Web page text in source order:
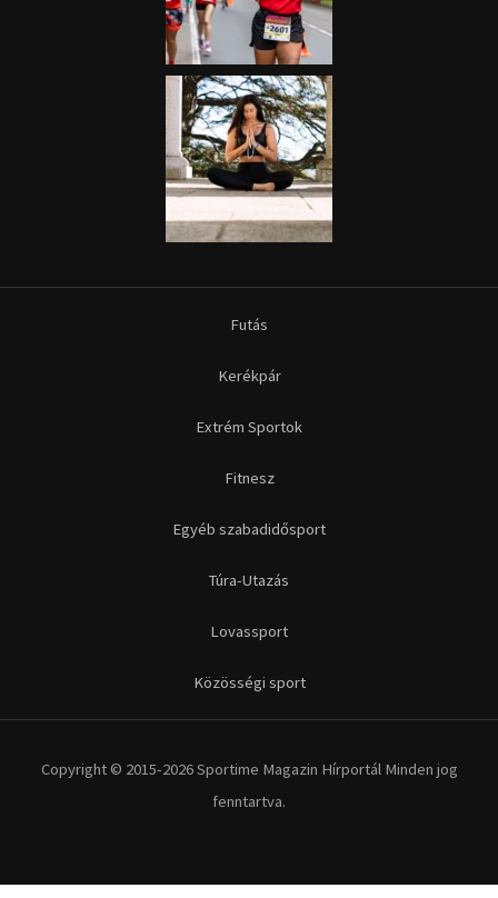
Futás
Kerékpár
Extrém Sportok
Fitnesz
Egyéb szabadidősport
Túra-Utazás
Lovassport
Közösségi sport
Copyright © 2015-2026 Sportime Magazin Hírportál Minden jog
fenntartva.